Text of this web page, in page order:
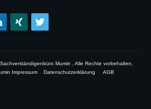
Mumin , Alle Rechte vorbehalten.
Impressum
Datenschutzerklärung AGB